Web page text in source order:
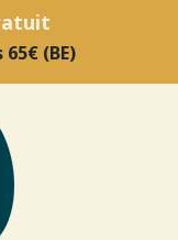
(BE)